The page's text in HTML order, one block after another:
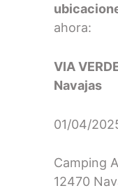
ahora:
VIA
Navajas
01/04/
Camping
12470